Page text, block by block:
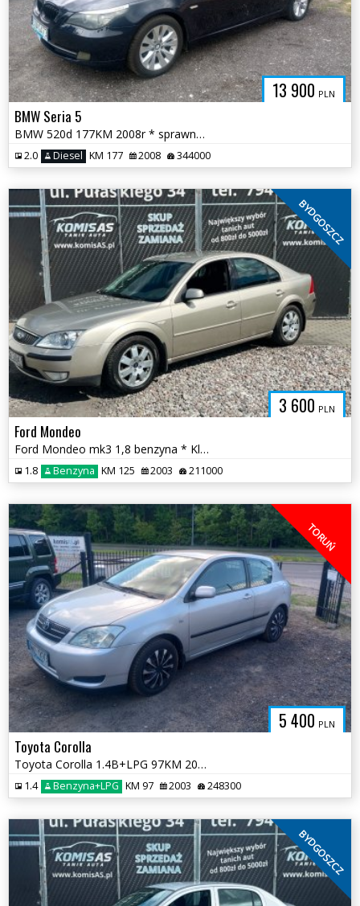
13 900 PLN
BMW Seria 5
BMW 520d 177KM 2008r * sprawna klima dwa kpl kół zadbana * TORUŃ
2.0 Diesel KM 177 2008 344000
3 600 PLN
BYDGOSZCZ
Ford Mondeo
Ford Mondeo mk3 1,8 benzyna * Klimatyzacja Elektryka szyb * Bydgoszcz
1.8 Benzyna KM 125 2003 211000
5 400 PLN
TORUŃ
Toyota Corolla
Toyota Corolla 1.4B+LPG 97KM 2003r * salon PL sprawna klima * TORUŃ
1.4 Benzyna+LPG KM 97 2003 248300
BYDGOSZCZ